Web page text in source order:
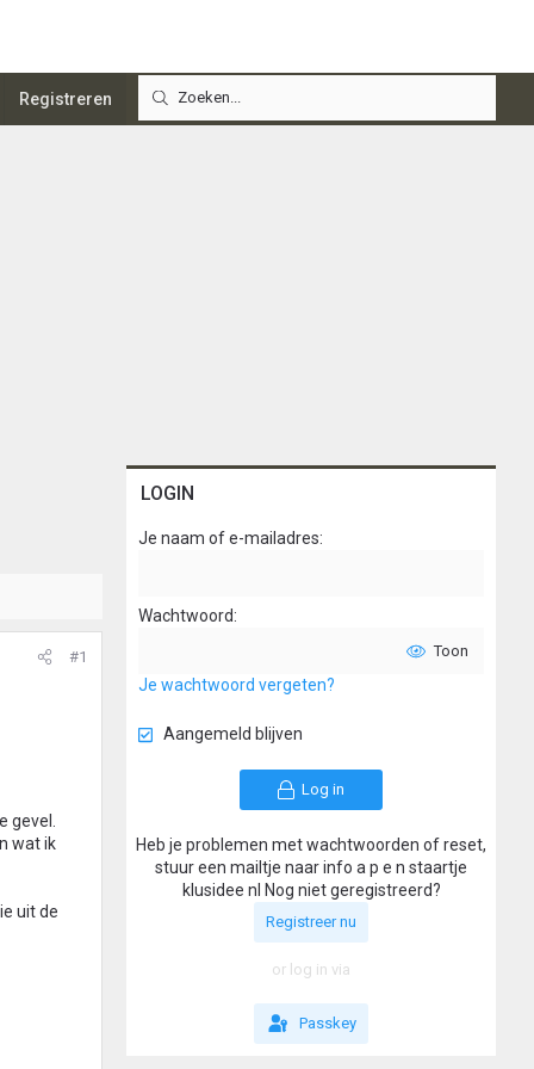
Registreren
#1
wat ik
uit de
LOGIN
Je naam of e-mailadres
Wachtwoord
Toon
Je wachtwoord vergeten?
Aangemeld blijven
Log in
Heb je problemen met wachtwoorden of reset,
stuur een mailtje naar info a p e n staartje
klusidee nl Nog niet geregistreerd?
Registreer nu
or log in via
Passkey